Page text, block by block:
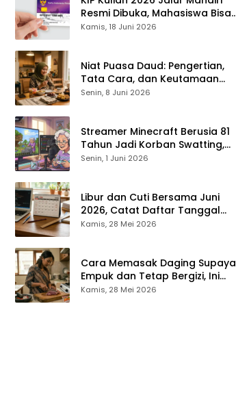
Resmi Dibuka, Mahasiswa Bisa
Dapat Bantuan hingga Rp1,4
Kamis, 18 Juni 2026
Niat Puasa Daud: Pengertian,
Tata Cara, dan Keutamaan
yang Perlu Diketahui Umat
Senin, 8 Juni 2026
Streamer Minecraft Berusia 81
Tahun Jadi Korban Swatting,
Polisi Kepung Rumah Saat
Senin, 1 Juni 2026
Libur dan Cuti Bersama Juni
2026, Catat Daftar Tanggal
Merah dan Long Weekendnya
Kamis, 28 Mei 2026
Cara Memasak Daging Supaya
Empuk dan Tetap Bergizi, Ini
Tipsnya
Kamis, 28 Mei 2026